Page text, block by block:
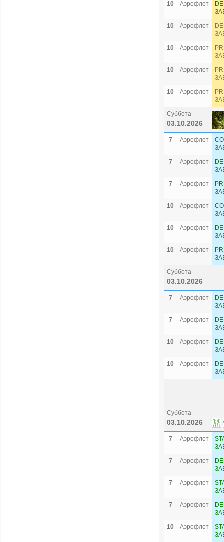
10
Аэрофлот
10
Аэрофлот
10
Аэрофлот
10
Аэрофлот
10
Аэрофлот
Суббота
03.10.2026
7 Аэрофлот
7
Аэрофлот
7
Аэрофлот
10
Аэрофлот
10
Аэрофлот
10
Аэрофлот
Суббота
03.10.2026
7 Аэрофлот
7
Аэрофлот
10
Аэрофлот
10
Аэрофлот
Суббота
03.10.2026
7 Аэрофлот
7
Аэрофлот
7
Аэрофлот
7
Аэрофлот
10
Аэрофлот